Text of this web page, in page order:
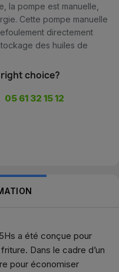
la pompe est manuelle,
Cette pompe manuelle
directement
des huiles de
choice?
05 61 32 15 12
a été conçue pour
Dans le cadre d’un
pour économiser